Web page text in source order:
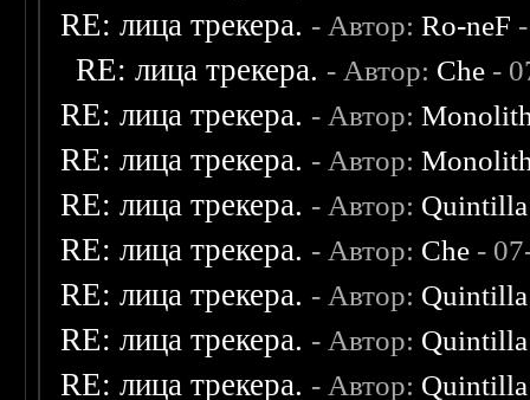
RE: лица трекера. - Автор:Ro-neF
RE: лица трекера. - Автор: Che -
RE: лица трекера. - Автор:
RE: лица трекера. - Автор:
RE: лица трекера. - Автор: Quintilla
RE: лица трекера. - Автор: Che -
RE: лица трекера. - Автор: Quintilla
RE: лица трекера. - Автор: Quintilla
RE: лица трекера. - Автор: Quintilla